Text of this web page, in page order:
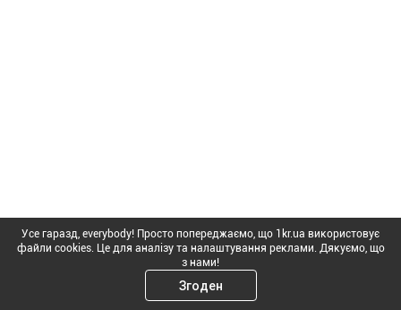
Усе гаразд, everybody! Просто попереджаємо, що 1kr.ua використовує
файли cookies. Це для аналізу та налаштування реклами. Дякуємо, що
з нами!
Згоден